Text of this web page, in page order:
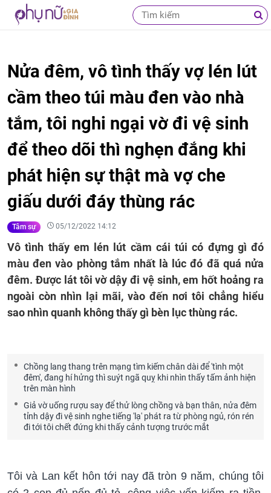
Nửa đêm, vô tình thấy vợ lén lút
cầm theo túi màu đen vào nhà
tắm, tôi nghi ngại vờ đi vệ sinh
để theo dõi thì nghẹn đắng khi
phát hiện sự thật mà vợ che
giấu dưới đáy thùng rác
Tâm sự 05/12/2022 14:12
Vô tình thấy em lén lút cầm cái túi có đựng gì đó
màu đen vào phòng tắm nhất là lúc đó đã quá nửa
đêm. Được lát tôi vờ dậy đi vệ sinh, em hốt hoảng ra
ngoài còn nhìn lại mãi, vào đến nơi tôi chẳng hiểu
sao nhìn quanh không thấy gì bèn lục thùng rác.
Chồng lang thang trên mạng tìm kiếm chân dài để 'tình một
đêm', đang hí hửng thì suýt ngã quỵ khi nhìn thấy tấm ảnh hiện
trên màn hình
Giả vờ uống rượu say để thử lòng chồng và bạn thân, nửa đêm
tỉnh dậy đi vệ sinh nghe tiếng 'lạ' phát ra từ phòng ngủ, rón rén
đi tới tôi chết đứng khi thấy cảnh tượng trước mắt
Tôi và Lan kết hôn tới nay đã tròn 9 năm, chúng tôi